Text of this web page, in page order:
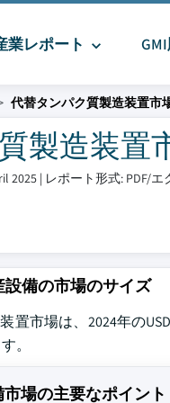
業レポート
代替タンパク質製造装置市
製造装置
2025 | レポート形式: PDF/
備の市場のサイズ
市場は、2024年の
。
場の主要なポイント